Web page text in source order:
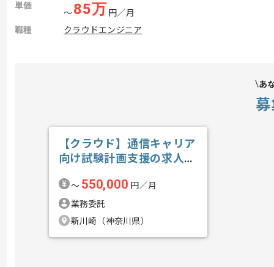
単価
〜85万 円／月
職種
クラウドエンジニア
あ
【クラウド】通信キャリア
向け試験計画支援の求人・
〜 550,000 円／月
業務委託
新川崎（神奈川県）